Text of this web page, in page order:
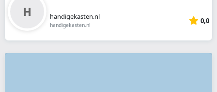
handigekasten.nl
handigekasten.nl 0,0